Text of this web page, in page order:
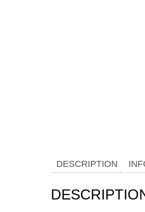
DESCRIPTION